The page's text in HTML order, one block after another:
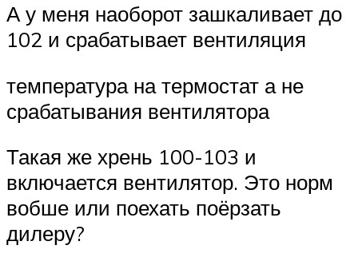
А у меня наоборот зашкаливает до
102 и срабатывает вентиляция
температура на термостат а не
срабатывания вентилятора
Такая же хрень 100-103 и
включается вентилятор. Это норм
вобше или поехать поёрзать
дилеру?